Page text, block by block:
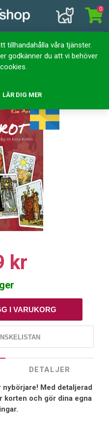
tillhandahålla våra tjänster.
godkänner du att vi behöver
LÄR DIG MER
0
Tarot : lär dig att tolka korten
tolka korten
kr
DETALJER
Med detaljerad
korten och gör dina egna